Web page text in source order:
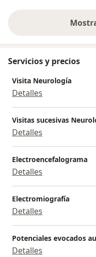
Servicios y precios
Visita Neurología
Detalles
Visitas sucesivas
Detalles
Electroencefalograma
Detalles
Electromiografía
Detalles
Potenciales evocados
Detalles